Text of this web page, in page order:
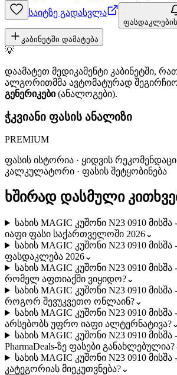
საიტზე გადასვლა
ფასდაკლების
კაბინეტში დამატება
💡
დაამატეთ მედიკამენტი კაბინეტში,
ალგორითმმა ავტომატურად
გენერიკები(ანალოგები).
ჭკვიანი ფასის ანალიზი
PREMIUM
ფასის ისტორია · ყიდვის
კალკულატორი · ფასის შეტყობინება
ხშირად დასმული
სახის MAGIC კუშონი N23 0910
იაფი ფასი საქართველოში 2026⌄
სახის MAGIC კუშონი N23 0910
ფასდაკლება 2026⌄
სახის MAGIC კუშონი N23 0910
რომელ აფთიაქში ვიყიდო?⌄
სახის MAGIC კუშონი N23 0910
როგორ შევუკვეთო ონლაინ?⌄
სახის MAGIC კუშონი N23 0910
არსებობს უფრო იაფი ალტერნატივა?⌄
სახის MAGIC კუშონი N23 0910
PharmaDeals-ზე ფასები განახლებულია?
სახის MAGIC კუშონი N23 0910
კატეგორიას მიეკუთვნება?⌄